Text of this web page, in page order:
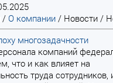
/ О компании / Новости /
многозадачности
компаний
что и как влияет на
труда сотрудников,